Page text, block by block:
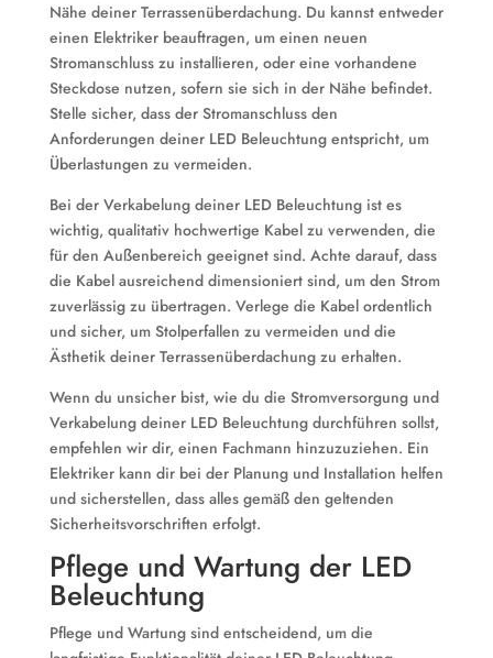
Nähe deiner Terrassenüberdachung. Du kannst entweder
einen Elektriker beauftragen, um einen neuen
Stromanschluss zu installieren, oder eine vorhandene
Steckdose nutzen, sofern sie sich in der Nähe befindet.
Stelle sicher, dass der Stromanschluss den
Anforderungen deiner LED Beleuchtung entspricht, um
Überlastungen zu vermeiden.
Bei der Verkabelung deiner LED Beleuchtung ist es
wichtig, qualitativ hochwertige Kabel zu verwenden, die
für den Außenbereich geeignet sind. Achte darauf, dass
die Kabel ausreichend dimensioniert sind, um den Strom
zuverlässig zu übertragen. Verlege die Kabel ordentlich
und sicher, um Stolperfallen zu vermeiden und die
Ästhetik deiner Terrassenüberdachung zu erhalten.
Wenn du unsicher bist, wie du die Stromversorgung und
Verkabelung deiner LED Beleuchtung durchführen sollst,
empfehlen wir dir, einen Fachmann hinzuzuziehen. Ein
Elektriker kann dir bei der Planung und Installation helfen
und sicherstellen, dass alles gemäß den geltenden
Sicherheitsvorschriften erfolgt.
Pflege und Wartung der LED
Beleuchtung
Pflege und Wartung sind entscheidend, um die